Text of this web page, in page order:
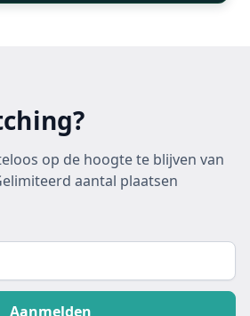
op de hoogte te blijven van
aantal plaatsen